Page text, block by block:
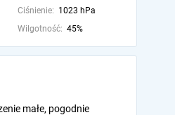
Ciśnienie: 1023 hPa
Wilgotność: 45%
małe, pogodnie